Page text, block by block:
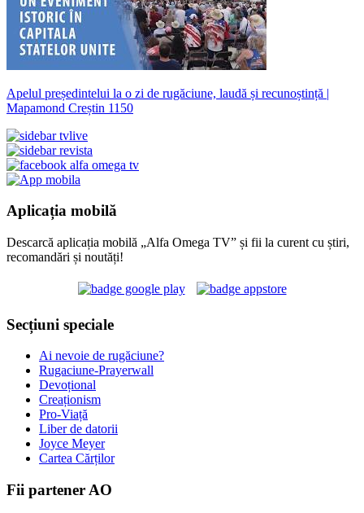
Apelul președintelui la o zi de rugăciune, laudă și recunoștință |
Mapamond Creștin 1150
Aplicația mobilă
Descarcă aplicația mobilă „Alfa Omega TV” și fii la curent cu știri,
recomandări și noutăți!
Secțiuni speciale
Ai nevoie de rugăciune?
Rugaciune-Prayerwall
Devoțional
Creaționism
Pro-Viață
Liber de datorii
Joyce Meyer
Cartea Cărților
Fii partener AO